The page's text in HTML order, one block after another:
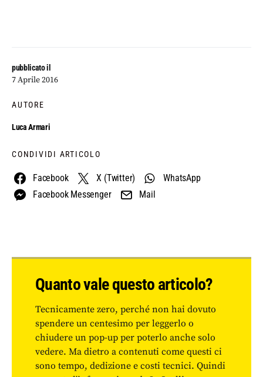
pubblicato il
7 Aprile 2016
AUTORE
Luca Armari
CONDIVIDI ARTICOLO
Facebook X (Twitter)
WhatsApp
Facebook Messenger
Mail
Quanto vale questo articolo?
Tecnicamente zero, perché non hai dovuto
spendere un centesimo per leggerlo o
chiudere un pop-up per poterlo anche solo
vedere. Ma dietro a contenuti come questi ci
sono tempo, dedizione e costi tecnici. Quindi